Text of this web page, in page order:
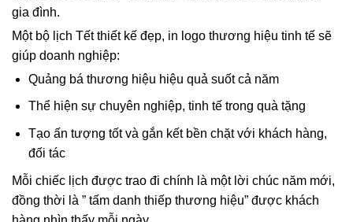
gia đình.
Một bộ lịch Tết thiết kế đẹp, in logo thương hiệu tinh tế sẽ
giúp doanh nghiệp:
Quảng bá thương hiệu hiệu quả suốt cả năm
Thể hiện sự chuyên nghiệp, tinh tế trong quà tặng
Tạo ấn tượng tốt và gắn kết bền chặt với khách hàng,
đối tác
Mỗi chiếc lịch được trao đi chính là một lời chúc năm mới,
đồng thời là ” tấm danh thiếp thương hiệu” được khách